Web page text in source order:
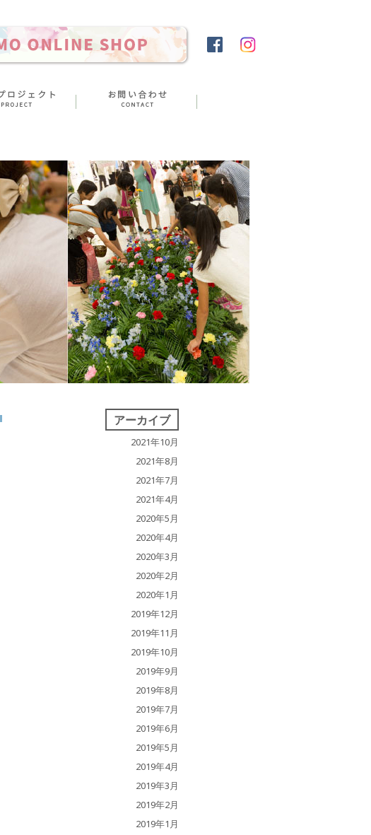
アーカイブ
2021年10月
2021年8月
2021年7月
2021年4月
2020年5月
2020年4月
2020年3月
2020年2月
2020年1月
2019年12月
2019年11月
2019年10月
2019年9月
2019年8月
2019年7月
2019年6月
2019年5月
2019年4月
2019年3月
2019年2月
2019年1月